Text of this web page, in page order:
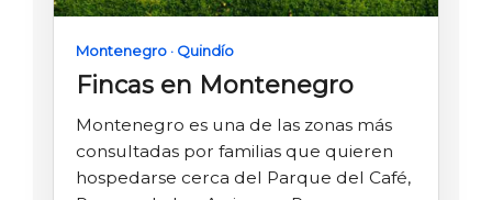
Montenegro · Quindío
Fincas en Montenegro
Montenegro es una de las zonas más
consultadas por familias que quieren
hospedarse cerca del Parque del Café,